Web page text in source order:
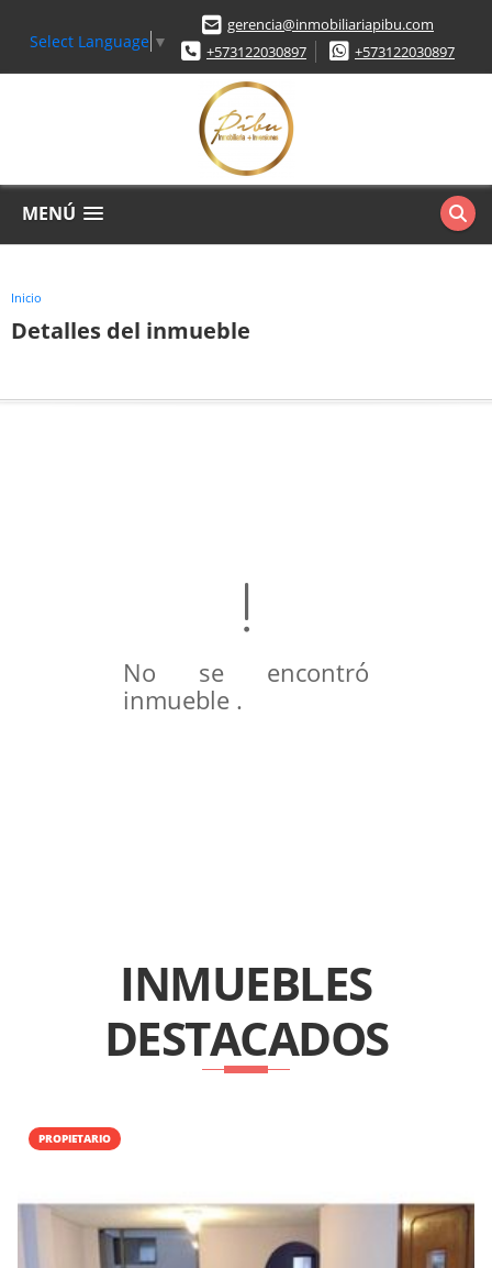
Select Language ▼
gerencia@inmobiliariapibu.com
+573122030897
+573122030897
MENÚ
Inicio
Detalles del inmueble
No se encontró
inmueble .
INMUEBLES
DESTACADOS
PROPIETARIO